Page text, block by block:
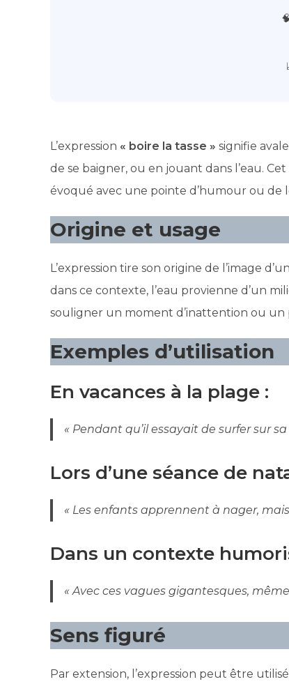
L’expression « boire la tasse » signifie
de se baigner, ou en jouant dans l’eau.
évoqué avec une pointe d’humour ou de
Origine et usage
L’expression tire son origine de l’image
dans ce contexte, l’eau provienne d’un
souligner un moment d’inattention ou un
Exemples d’utilisation
En vacances à la plage :
« Pendant qu’il essayait de surfer sur
Lors d’une séance de
« Les enfants apprennent à nager,
Dans un contexte
« Avec ces vagues gigantesques,
Sens figuré
Par extension, l’expression peut être